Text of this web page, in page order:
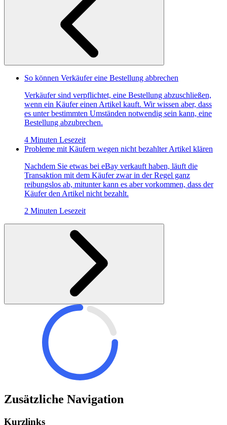
So können Verkäufer eine Bestellung abbrechen
Verkäufer sind verpflichtet, eine Bestellung abzuschließen,
wenn ein Käufer einen Artikel kauft. Wir wissen aber, dass
es unter bestimmten Umständen notwendig sein kann, eine
Bestellung abzubrechen.
4 Minuten Lesezeit
Probleme mit Käufern wegen nicht bezahlter Artikel klären
Nachdem Sie etwas bei eBay verkauft haben, läuft die
Transaktion mit dem Käufer zwar in der Regel ganz
reibungslos ab, mitunter kann es aber vorkommen, dass der
Käufer den Artikel nicht bezahlt.
2 Minuten Lesezeit
Zusätzliche Navigation
Kurzlinks